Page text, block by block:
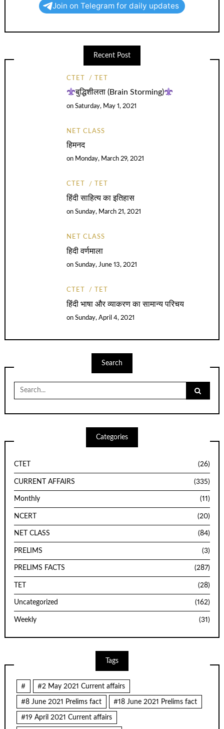
Join on Telegram for daily updates
Recent Post
CTET TET
बुद्धिशीलता (Brain Storming)
onSaturday, May 1, 2021
NET CLASS
हिमनद
on Monday, March 29, 2021
CTET TET
हिंदी साहित्य का इतिहास
onSunday, March 21, 2021
NET CLASS
हिदी वर्णमाला
onSunday, June 13, 2021
CTET TET
हिंदी भाषा और व्याकरण का सामान्य परिचय
onSunday, April 4, 2021
Search
Search
for:
Categories
CTET (26)
CURRENT AFFAIRS (335)
Monthly (11)
NCERT (20)
NET CLASS (84)
PRELIMS (3)
PRELIMS FACTS (287)
TET (28)
Uncategorized (162)
Weekly (31)
Tags
# #2 May 2021 Current affairs
#8 June 2021 Prelims fact #18 June 2021 Prelims fact
#19 April 2021 Current affairs